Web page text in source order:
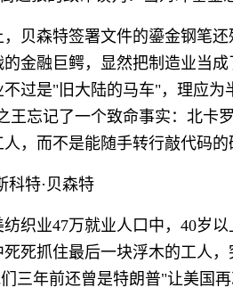
贝森特签署文件的鎏金钢笔
金融巨鳄，显然把制造业当
过是"旧大陆的马车"，理应
王忘记了一个致命事实：北卡
，而不是能随手转行敲代码的
科特·贝森特
织业47万就业人口中，40岁
死抓住最后一块浮木的工人
三年前还曾是特朗普"让美国